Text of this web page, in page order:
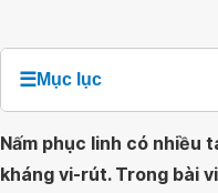
☰Mục lục
Nấm phục linh có nhiều
kháng vi-rút. Trong bài